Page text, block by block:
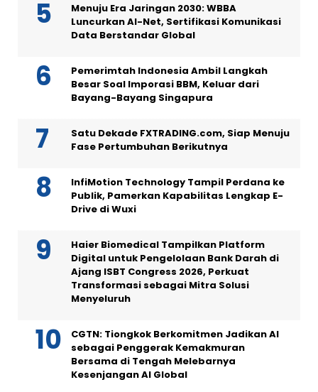
Menuju Era Jaringan 2030: WBBA
Luncurkan AI-Net, Sertifikasi Komunikasi
Data Berstandar Global
Pemerimtah Indonesia Ambil Langkah
Besar Soal Imporasi BBM, Keluar dari
Bayang-Bayang Singapura
Satu Dekade FXTRADING.com, Siap Menuju
Fase Pertumbuhan Berikutnya
InfiMotion Technology Tampil Perdana ke
Publik, Pamerkan Kapabilitas Lengkap E-
Drive di Wuxi
Haier Biomedical Tampilkan Platform
Digital untuk Pengelolaan Bank Darah di
Ajang ISBT Congress 2026, Perkuat
Transformasi sebagai Mitra Solusi
Menyeluruh
CGTN: Tiongkok Berkomitmen Jadikan AI
sebagai Penggerak Kemakmuran
Bersama di Tengah Melebarnya
Kesenjangan AI Global